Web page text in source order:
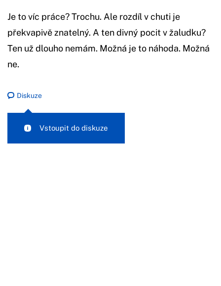
Je to víc práce? Trochu. Ale rozdíl v chuti je
překvapivě znatelný. A ten divný pocit v žaludku?
Ten už dlouho nemám. Možná je to náhoda. Možná
ne.
Diskuze
Vstoupit do diskuze